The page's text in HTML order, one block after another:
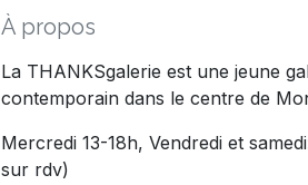
À propos
La THANKSgalerie est une jeune
contemporain dans le centre de
Mercredi 13-18h, Vendredi et
sur rdv)